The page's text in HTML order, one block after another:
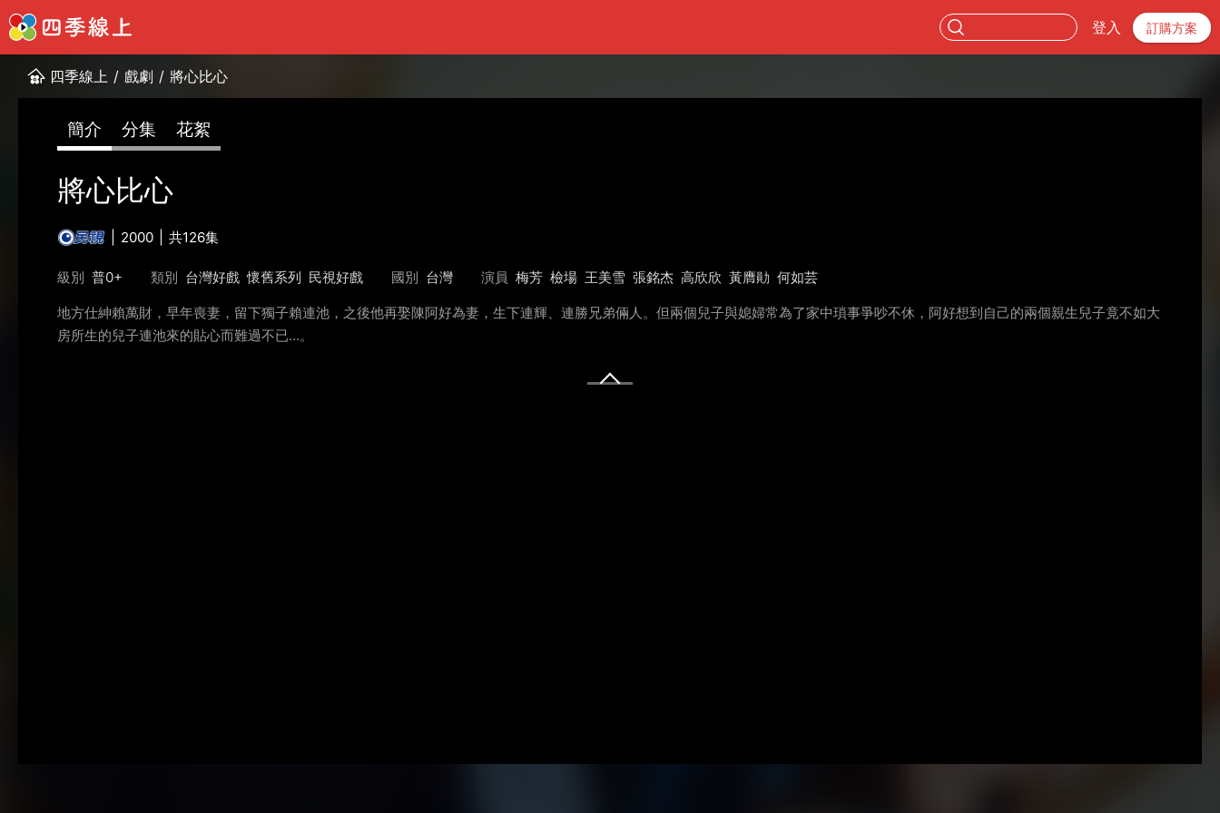
登入 訂購方案
四季線上 / 戲劇 / 將心比心
簡介 分集 花絮
將心比心
2000 共126集
級別 普0+ 類別 台灣好戲 懷舊系列 民視好戲 國別 台灣 演員 梅芳 檢場 王美雪 張銘杰 高欣欣 黃膺勛 何如芸
地方仕紳賴萬財，早年喪妻，留下獨子賴連池，之後他再娶陳阿好為妻，生下連輝、連勝兄弟倆人。但兩個兒子與媳婦常為了家中瑣事爭吵不休，阿好想到自己的兩個親生兒子竟不如大
房所生的兒子連池來的貼心而難過不已…。